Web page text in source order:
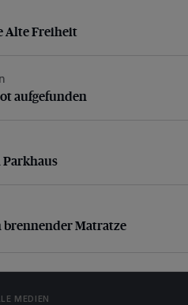
Freiheit
Alte Freiheit
aufgefunden
aufgefunden
Matratze
brennender Matratze
MEDIEN